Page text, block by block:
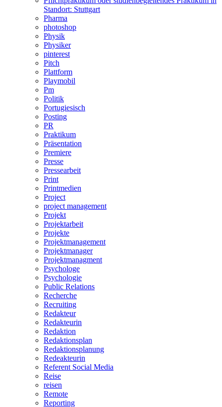
Standort: Stuttgart
Pharma
photoshop
Physik
Physiker
pinterest
Pitch
Plattform
Playmobil
Pm
Politik
Portugiesisch
Posting
PR
Praktikum
Präsentation
Premiere
Presse
Pressearbeit
Print
Printmedien
Project
project management
Projekt
Projektarbeit
Projekte
Projektmanagement
Projektmanager
Projektmanagment
Psychologe
Psychologie
Public Relations
Recherche
Recruiting
Redakteur
Redakteurin
Redaktion
Redaktionsplan
Redaktionsplanung
Redeakteurin
Referent Social Media
Reise
reisen
Remote
Reporting